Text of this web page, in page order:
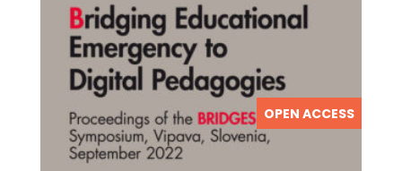
OPEN ACCESS